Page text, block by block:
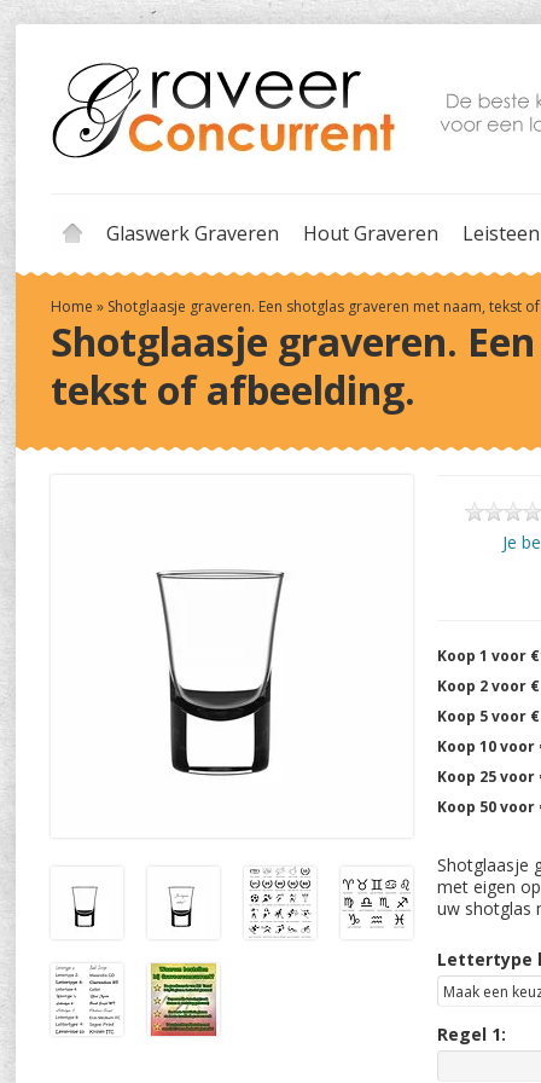
Glaswerk Graveren Hout Graveren
Home » Shotglaasje graveren. Een shotglas graveren met naam, tekst
Shotglaasje graveren.
tekst of afbeelding.
Je
Koop 1 voor
Koop 2 voor
Koop 5 voor
Koop 10
Koop 25
Koop 50
Shotglaasje
met eigen
uw shotglas
Lettertype
Regel 1: